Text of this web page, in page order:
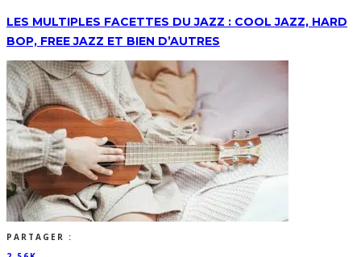
LES MULTIPLES FACETTES DU JAZZ : COOL JAZZ, HARD
BOP, FREE JAZZ ET BIEN D’AUTRES
PARTAGER :